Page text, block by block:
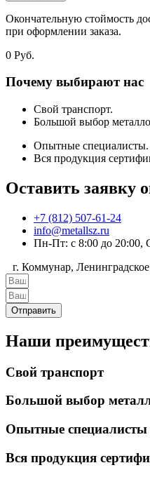
Окончательную стоймость
при оформлении заказа.
0 Руб.
Почему выбирают нас
Свой транспорт.
Большой выбор
Опытные специалисты.
Вся продукция
Оставить заявку
+7 (812) 507-61-24
info@metallsz.ru
Пн-Пт: с 8:00 до 20:00,
г. Коммунар,
Отправить
Наши
Свой транспорт
Большой выбор
Опытные специалисты
Вся продукция